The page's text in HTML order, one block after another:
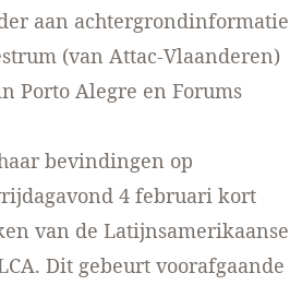
aan achtergrondinformatie
(van Attac-Vlaanderen)
Porto Alegre en Forums
bevindingen op
4 februari kort
van de Latijnsamerikaanse
Dit gebeurt voorafgaande